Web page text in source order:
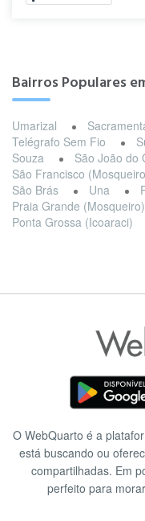
Bairros Populares
Umarizal
Telégrafo Sem Fio
Souza
São João do
São Francisco
São Brás
Una
Praia Grande (Mosqueiro)
Ponta Grossa (Icoaraci)
O WebQuarto é a
está buscando ou
compartilhadas. Em
perfeito para